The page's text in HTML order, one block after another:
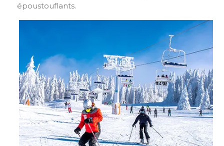
époustouflants.